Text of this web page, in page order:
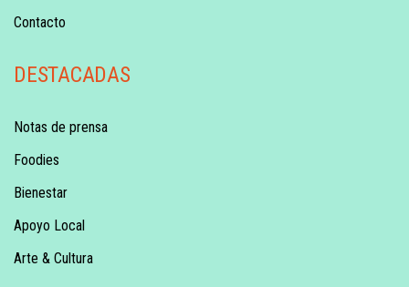
Contacto
DESTACADAS
Notas de prensa
Foodies
Bienestar
Apoyo Local
Arte & Cultura